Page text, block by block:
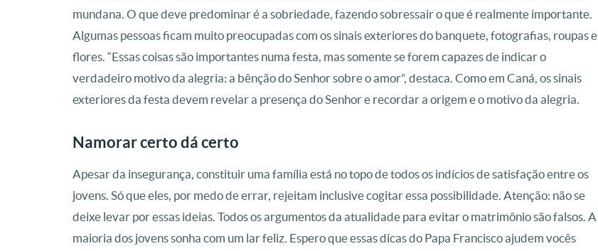
mundana. O que deve predominar é a sobriedade, fazendo sobressair o que é realmente importante.
Algumas pessoas ficam muito preocupadas com os sinais exteriores do banquete, fotografias, roupas e
flores. “Essas coisas são importantes numa festa, mas somente se forem capazes de indicar o
verdadeiro motivo da alegria: a bênção do Senhor sobre o amor”, destaca. Como em Caná, os sinais
exteriores da festa devem revelar a presença do Senhor e recordar a origem e o motivo da alegria.
Namorar certo dá certo
Apesar da insegurança, constituir uma família está no topo de todos os indícios de satisfação entre os
jovens. Só que eles, por medo de errar, rejeitam inclusive cogitar essa possibilidade. Atenção: não se
deixe levar por essas ideias. Todos os argumentos da atualidade para evitar o matrimônio são falsos. A
maioria dos jovens sonha com um lar feliz. Espero que essas dicas do Papa Francisco ajudem vocês